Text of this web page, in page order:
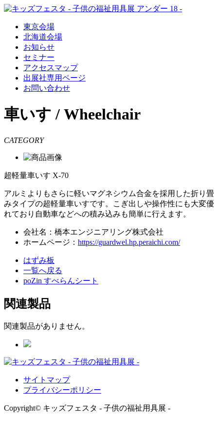
東京会場
北海道会場
お知らせ
セミナー
アクセスマップ
出展社専用ページ
お問い合わせ
車いす / Wheelchair
CATEGORY
超軽量車いす X-70
アルミよりもさらに軽いマグネシウム合金を採用した折り畳
みタイプの超軽量車いすです。こぎ出しや操作性にも大変優
れており自動車などへの積み込みも簡単に行えます。
会社名：橋本エンジニアリング株式会社
ホームページ： https://guardwel.hp.peraichi.com/
はずみ板
一覧へ戻る
poZin すべらんシート
関連製品
関連製品がありません。
サイトマップ
プライバシーポリシー
Copyright© キッズフェスタ - 子供の福祉用具展 -